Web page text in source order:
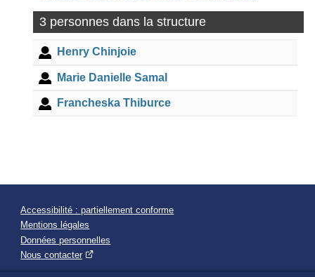
3 personnes dans la structure
Henry Chinjoie
Marie Danielle Samal
Francheska Thiburce
Accessibilité : partiellement conforme
Mentions légales
Données personnelles
Nous contacter